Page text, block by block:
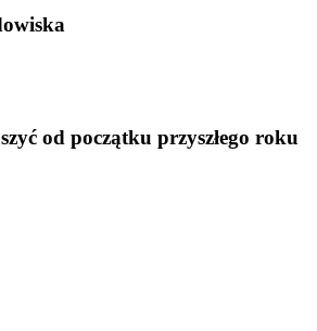
od początku przyszłego roku